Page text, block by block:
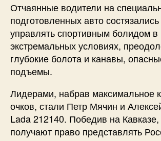
Отчаянные водители на
подготовленных авто
управлять спортивным болидом в
экстремальных условиях,
глубокие болота и канавы,
подъемы.
Лидерами, набрав максимальное
очков, стали Петр Мячин и
Lada 212140. Победив на
получают право представлять